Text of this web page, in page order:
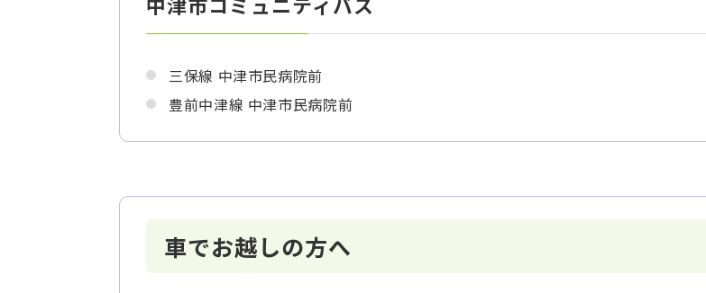
三保線 中津市民病院前
豊前中津線 中津市民病院前
車でお越しの方へ